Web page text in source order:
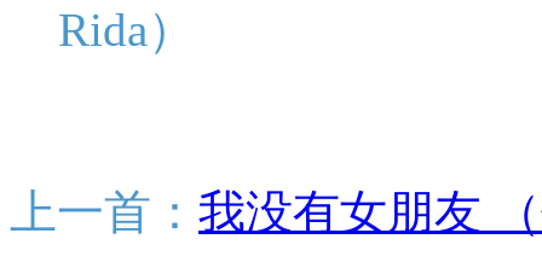
Rida）
上一首： 我没有女朋友